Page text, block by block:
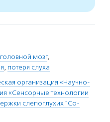
головной мозг,
, потеря слуха
организация «Научно-
«Сенсорные технологии
слепоглухих "Со-